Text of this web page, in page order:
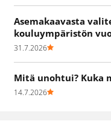
Asemakaavasta
kouluympäristön
31.7.2026
Mitä unohtui? Kuka
14.7.2026